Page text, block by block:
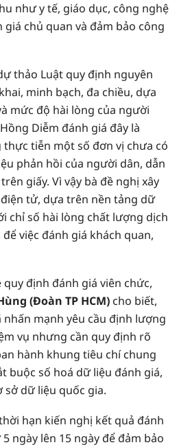
như y tế, giáo dục, công nghệ
chủ quan và đảm bảo công
thảo Luật quy định nguyên
minh bạch, đa chiều, dựa
mức độ hài lòng của người
Diễm đánh giá đây là
tiễn một số đơn vị chưa có
phản hồi của người dân, dẫn
giấy. Vì vậy bà đề nghị xây
tử, dựa trên nền tảng dữ
chỉ số hài lòng chất lượng dịch
việc đánh giá khách quan,
định đánh giá viên chức,
(Đoàn TP HCM) cho biết,
mạnh yêu cầu định lượng
vụ nhưng cần quy định rõ
hành khung tiêu chí chung
buộc số hoá dữ liệu đánh giá,
sở dữ liệu quốc gia.
hạn kiến nghị kết quả đánh
ngày lên 15 ngày để đảm bảo